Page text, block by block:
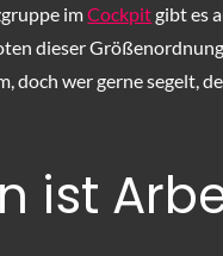
imCockpitgibt es
dieser
doch wer gerne segelt,
ist